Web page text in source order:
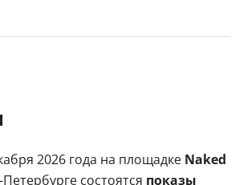
2026 года на площадке Naked
состоятся показы